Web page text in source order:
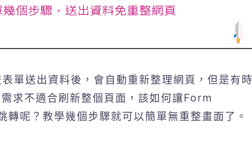
單送出資料後，會自動重新整理網頁，但是有時
求不適合刷新整個頁面，該如何讓Form
呢？教學幾個步驟就可以簡單無重整畫面了。